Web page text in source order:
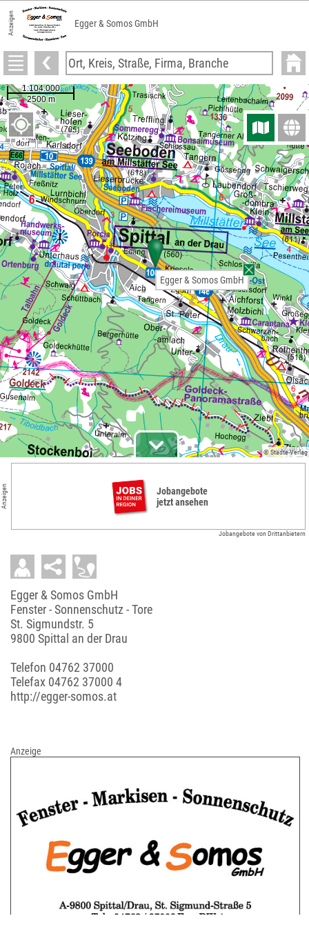
Anzeigen Egger & Somos GmbH
© Städte-Verlag
Egger & Somos GmbH
Anzeigen
Jobangebote
jetzt ansehen
Jobangebote von Drittanbietern
Egger & Somos GmbH
Fenster - Sonnenschutz - Tore
St. Sigmundstr. 5
9800 Spittal an der Drau
Telefon 04762 37000
Telefax 04762 37000 4
http://egger-somos.at
Anzeige